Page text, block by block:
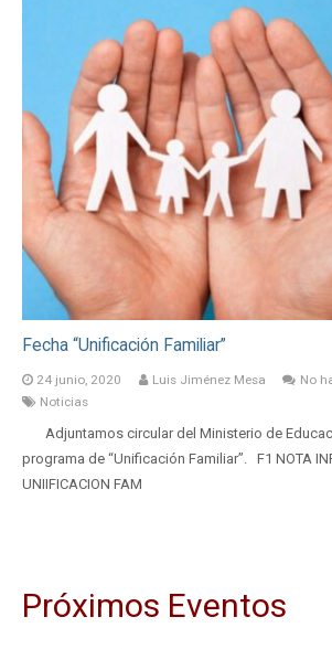
Fecha “Unificación Familiar”
24 junio, 2020 Luis Jiménez Mesa
No
Noticias
Adjuntamos circular del Ministerio de
programa de “Unificación Familiar”. F1 NOTA
UNIIFICACION FAM
Próximos Eventos